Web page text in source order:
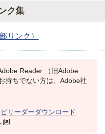
ク集
リンク）
Reader （旧Adobe
持ちでない方は、Adobe社
リーダーダウンロード